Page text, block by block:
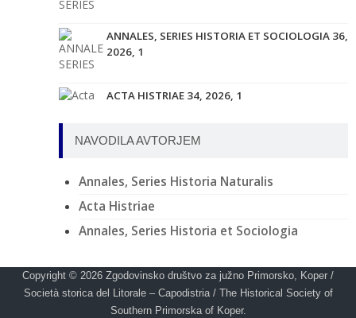
ANNALES, SERIES HISTORIA ET SOCIOLOGIA 36,
2026, 1
ACTA HISTRIAE 34, 2026, 1
ANNALES, SERIES HISTORIA ET SOCIOLOGIA 35,
2025, 4
ANNALES, SERIES HISTORIA NATURALIS 35,
2025, 2
NAVODILA AVTORJEM
Annales, Series Historia Naturalis
Acta Histriae
Annales, Series Historia et Sociologia
Copyright © 2026 Zgodovinsko društvo za južno Primorsko, Koper /
Società storica del Litorale – Capodistria / The Historical Society of
Southern Primorska of Koper.